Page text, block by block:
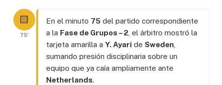
🟨
75'
En el minuto 75 del partido correspondiente
a la Fase de Grupos – 2 , el árbitro mostró la
tarjeta amarilla a Y. Ayari de Sweden
sumando presión disciplinaria sobre un
equipo que ya caía ampliamente ante
Netherlands.